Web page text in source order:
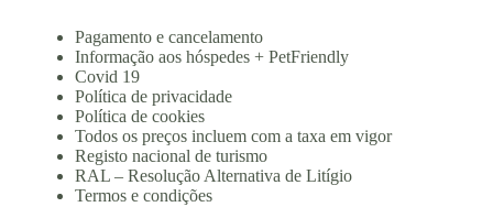
Pagamento e cancelamento
Informação aos hóspedes + PetFriendly
Covid 19
Política de privacidade
Política de cookies
Todos os preços incluem com a taxa em vigor
Registo nacional de turismo
RAL – Resolução Alternativa de Litígio
Termos e condições